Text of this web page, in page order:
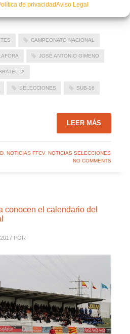
de privacidadAviso Legal
CAMPEONATO NACIONAL
JOSÉ ANTONIO GIMENO
SELECCIONES SUB-16
LEER MÁS
, NOTICIAS FFCV, NOTICIAS SELECCIONES
NO COMMENTS
conocen el calendario del
POR